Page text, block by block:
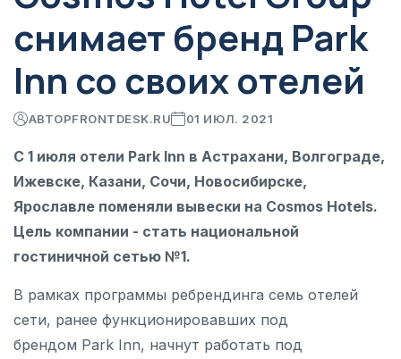
снимает бренд Park
Inn со своих отелей
АВТОРFRONTDESK.RU 01 ИЮЛ. 2021
С 1 июля отели Park Inn в Астрахани, Волгограде,
Ижевске, Казани, Сочи, Новосибирске,
Ярославле поменяли вывески на Cosmos Hotels.
Цель компании - стать национальной
гостиничной сетью №1.
В рамках программы ребрендинга семь отелей
сети, ранее функционировавших под
брендом Park Inn, начнут работать под